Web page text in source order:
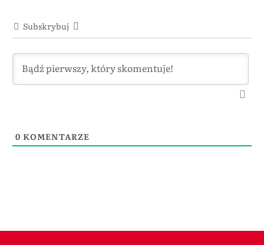
Subskrybuj
0 KOMENTARZE